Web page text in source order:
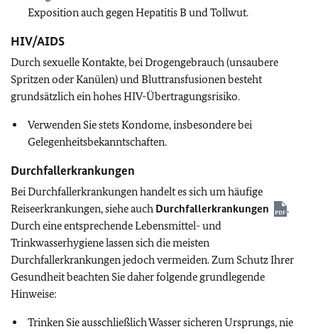
Exposition auch gegen Hepatitis B und Tollwut.
HIV/AIDS
Durch sexuelle Kontakte, bei Drogengebrauch (unsaubere
Spritzen oder Kanülen) und Bluttransfusionen besteht
grundsätzlich ein hohes HIV-Übertragungsrisiko.
Verwenden Sie stets Kondome, insbesondere bei
Gelegenheitsbekanntschaften.
Durchfallerkrankungen
Bei Durchfallerkrankungen handelt es sich um häufige
Reiseerkrankungen, siehe auch Durchfallerkrankungen
.
Durch eine entsprechende Lebensmittel- und
Trinkwasserhygiene lassen sich die meisten
Durchfallerkrankungen jedoch vermeiden. Zum Schutz Ihrer
Gesundheit beachten Sie daher folgende grundlegende
Hinweise:
Trinken Sie ausschließlich Wasser sicheren Ursprungs, nie